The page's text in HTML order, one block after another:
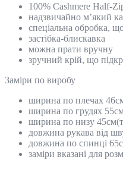
100% Cashmere Half-
надзвичайно м’який
спеціальна обробка,
застібка-блискавка
можна прати вручну
зручний крій, що
Замiри по виробу
ширина по плечах
ширина по грудях
ширина по низу
довжина рукава від
довжина по спинці
заміри вказані для